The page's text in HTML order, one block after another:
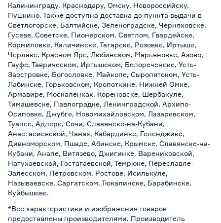
Калининграду, Краснодару, Омску, Новороссийску,
Пушкино. Также доступна доставка до пункта выдачи в
Светлогорске, Балтийске, Зеленоградске, Черняховске,
Гусеве, Советске, Пионерском, Светлом, Гвардейске,
Кормиловке, Каличинске, Татарске, Розовке, Иртыше,
Черлаке, Красном Яре, Любинском, Марьяновке, Азово,
Гауфе, Таврическом, Иртышском, Белореченске, Усть-
Заостровке, Богословке, Майкопе, Сыропятском, Усть-
Лабинске, Горьковском, Кропоткине, Нижней Омке,
Армавире, Москаленках, Кореновске, Шербакуле,
Тимашевске, Павлоградке, Ленинградской, Архипо-
Осиповке, Джубге, Новомихайловском, Лазаревском,
Туапсе, Адлере, Сочи, Славянске-на-Кубани,
Анастасиевской, Чанах, Кабардинке, Геленджике,
Дивноморском, Пшаде, Абинске, Крымске, Славянске-на-
Кубани, Анапе, Витязево, Джигинке, Варениковской,
Натухаевской, Гостагаевской, Темрюке, Переславле-
Залесском, Петровском, Ростове, Исилькуле,
Называевске, Саргатском, Тюкалинске, Барабинске,
Куйбышеве.
*Все характеристики и изображения товаров
предоставлены производителями. Производитель